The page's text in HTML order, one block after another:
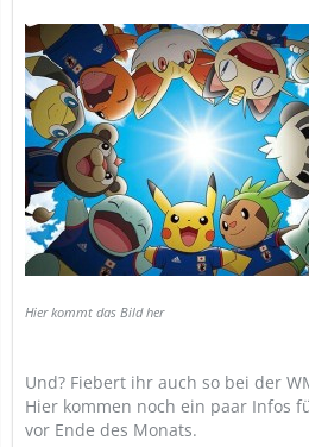
Hier kommt das Bild her
Und? Fiebert ihr auch so bei der
Hier kommen noch ein paar Infos
vor Ende des Monats.